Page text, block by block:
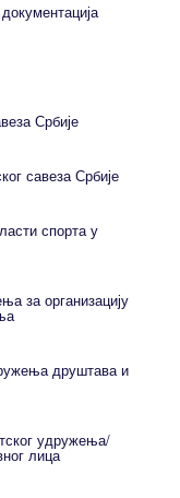
Србије
савеза Србије
спорта у
за организацију
друштава и
удружења/
лица